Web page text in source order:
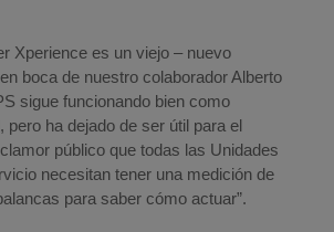
Xperience es un viejo – nuevo
boca de nuestro colaborador Alberto
sigue funcionando bien como
pero ha dejado de ser útil para el
público que todas las Unidades
necesitan tener una medición de
para saber cómo actuar”.